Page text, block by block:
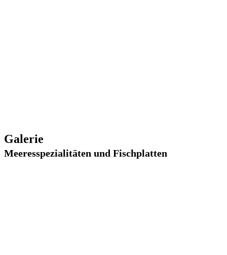
Galerie
Meeresspezialitäten und Fischplatten